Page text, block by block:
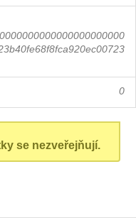
0
se nezveřejňují.